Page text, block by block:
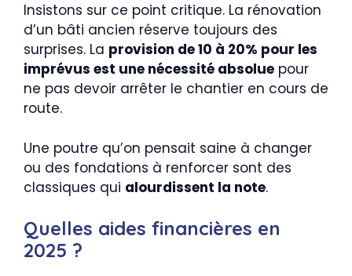
Insistons sur ce point critique. La rénovation
d’un bâti ancien réserve toujours des
surprises. La provision de 10 à 20% pour les
imprévus est une nécessité absolue pour
ne pas devoir arrêter le chantier en cours de
route.
Une poutre qu’on pensait saine à changer
ou des fondations à renforcer sont des
classiques qui alourdissent la note.
Quelles aides financières en
2025 ?